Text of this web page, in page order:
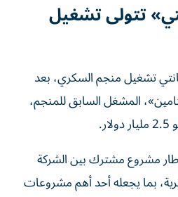
تتولى تشغيل
تشغيل منجم السكري، بعد
المشغل السابق للمنجم،
مشروع مشترك بين الشركة
بما يجعله أحد أهم مشروعات